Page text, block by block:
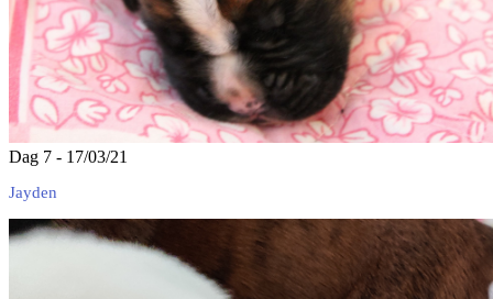
Dag 7 - 17/03/21
Jayden